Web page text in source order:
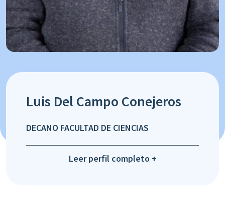
Luis Del Campo Conejeros
DECANO FACULTAD DE CIENCIAS
Leer perfil completo +